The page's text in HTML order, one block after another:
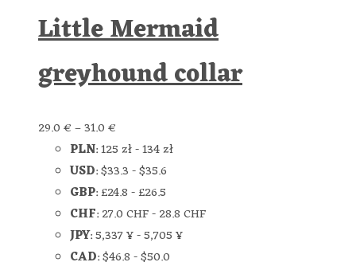
Little Mermaid
greyhound collar
29.0€–31.0€
PLN:125 zł-134 zł
USD:$33.3-$35.6
GBP:£24.8-£26.5
CHF:27.0 CHF-28.8 CHF
JPY:5,337 ¥-5,705 ¥
CAD:$46.8-$50.0